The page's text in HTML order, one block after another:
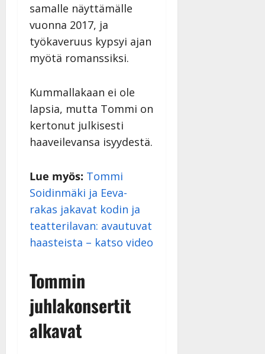
samalle näyttämälle
vuonna 2017, ja
työkaveruus kypsyi ajan
myötä romanssiksi.
Kummallakaan ei ole
lapsia, mutta Tommi on
kertonut julkisesti
haaveilevansa isyydestä.
Lue myös: Tommi
Soidinmäki ja Eeva-
rakas jakavat kodin ja
teatterilavan: avautuvat
haasteista – katso video
Tommin
juhlakonsertit
alkavat